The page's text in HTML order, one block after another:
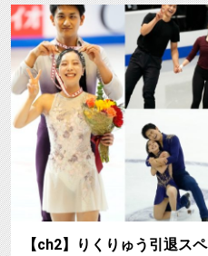
【ch2】りくりゅう引退ス